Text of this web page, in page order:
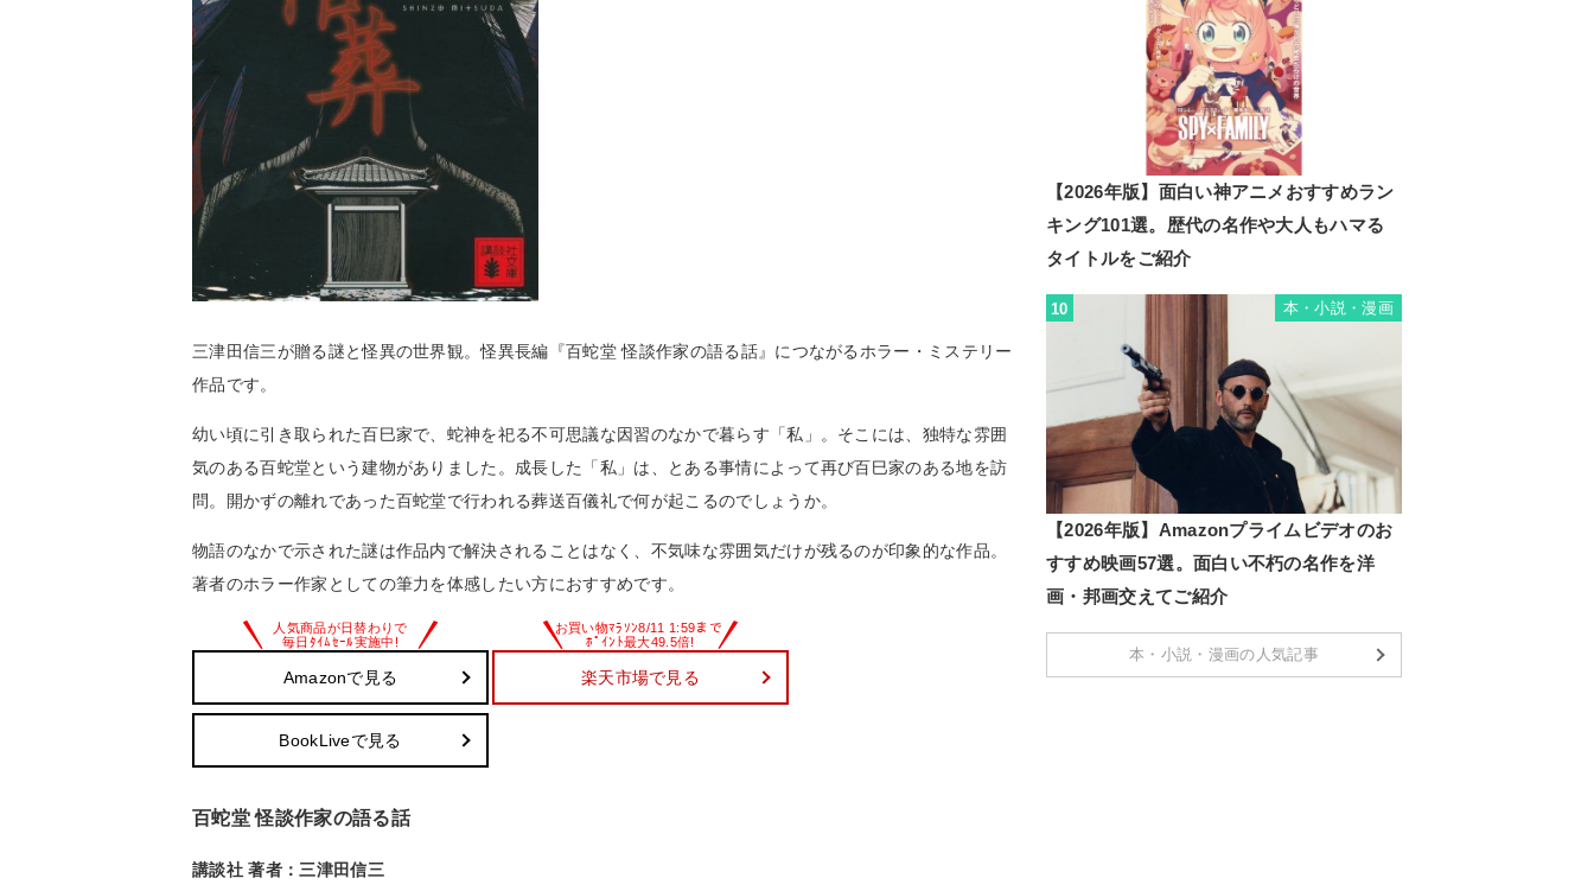
三津田信三が贈る謎と怪異の世界観。怪異長編『百蛇堂 怪談作家の語る話』につながるホラー・ミステリー
作品です。
幼い頃に引き取られた百巳家で、蛇神を祀る不可思議な因習のなかで暮らす「私」。そこには、独特な雰囲
気のある百蛇堂という建物がありました。成長した「私」は、とある事情によって再び百巳家のある地を訪
問。開かずの離れであった百蛇堂で行われる葬送百儀礼で何が起こるのでしょうか。
物語のなかで示された謎は作品内で解決されることはなく、不気味な雰囲気だけが残るのが印象的な作品。
著者のホラー作家としての筆力を体感したい方におすすめです。
Amazonで見る 楽天市場で見る
BookLiveで見る
百蛇堂 怪談作家の語る話
講談社 著者：三津田信三
【2026年版】面白い神アニメおすすめラン
キング101選。歴代の名作や大人もハマる
タイトルをご紹介
10 本・小説・漫画
【2026年版】Amazonプライムビデオのお
すすめ映画57選。面白い不朽の名作を洋
画・邦画交えてご紹介
本・小説・漫画の人気記事